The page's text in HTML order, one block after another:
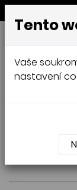
Tento
Vaše
nastavení